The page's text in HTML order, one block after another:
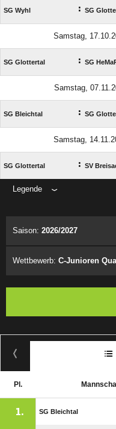
SG Wyhl : SG
Samstag,
SG Glottertal : SG
Samstag,
SG Bleichtal : SG
Samstag,
SG Glottertal : SV
Legende
Saison: 2026/2027
Wettbewerb: C-Junioren
Pl.
1. SG Bleichtal